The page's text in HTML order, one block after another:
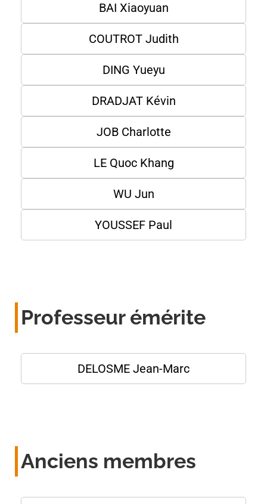
BAI Xiaoyuan
COUTROT Judith
DING Yueyu
DRADJAT Kévin
JOB Charlotte
LE Quoc Khang
WU Jun
YOUSSEF Paul
Professeur émérite
DELOSME Jean-Marc
Anciens membres